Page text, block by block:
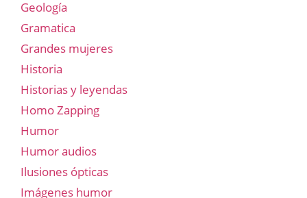
Geología
Gramatica
Grandes mujeres
Historia
Historias y leyendas
Homo Zapping
Humor
Humor audios
Ilusiones ópticas
Imágenes humor